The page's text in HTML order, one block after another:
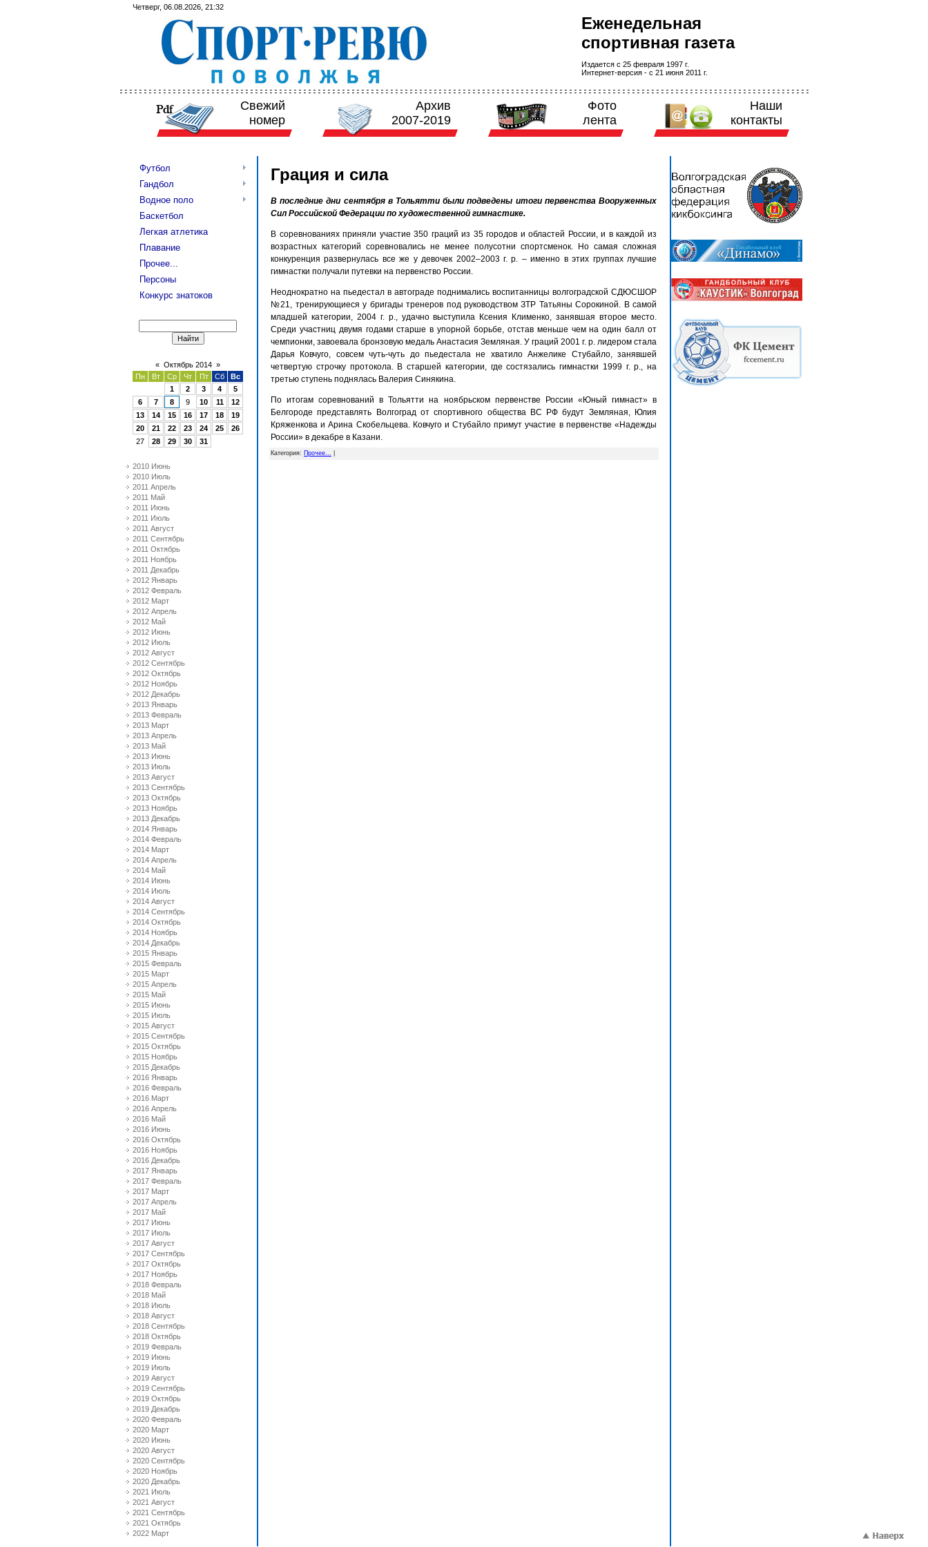
Четверг, 06.08.2026, 21:32
Еженедельная
спортивная газета
Издается с 25 февраля 1997 г.
Интернет-версия - с 21 июня 2011 г.
Свежий
номер
Архив
2007-2019
Фото
лента
Наши
контакты
Футбол
Гандбол
Водное поло
Баскетбол
Легкая атлетика
Плавание
Прочее...
Персоны
Конкурс знатоков
« Октябрь 2014 »
Пн
Вт Ср Чт Пт Сб
Вс
1
2 3 4
5
6
7 8 9 10 11
12
13
14 15 16 17 18
19
20
21 22 23 24 25
26
27
28 29 30 31
2010 Июнь
2010 Июль
2011 Апрель
2011 Май
2011 Июнь
2011 Июль
2011 Август
2011 Сентябрь
2011 Октябрь
2011 Ноябрь
2011 Декабрь
2012 Январь
2012 Февраль
2012 Март
2012 Апрель
2012 Май
2012 Июнь
2012 Июль
2012 Август
2012 Сентябрь
2012 Октябрь
2012 Ноябрь
2012 Декабрь
2013 Январь
2013 Февраль
2013 Март
2013 Апрель
2013 Май
2013 Июнь
2013 Июль
2013 Август
2013 Сентябрь
2013 Октябрь
2013 Ноябрь
2013 Декабрь
2014 Январь
2014 Февраль
2014 Март
2014 Апрель
2014 Май
2014 Июнь
2014 Июль
2014 Август
2014 Сентябрь
2014 Октябрь
2014 Ноябрь
2014 Декабрь
2015 Январь
2015 Февраль
2015 Март
2015 Апрель
2015 Май
2015 Июнь
2015 Июль
2015 Август
2015 Сентябрь
2015 Октябрь
2015 Ноябрь
2015 Декабрь
2016 Январь
2016 Февраль
2016 Март
2016 Апрель
2016 Май
2016 Июнь
2016 Октябрь
2016 Ноябрь
2016 Декабрь
2017 Январь
2017 Февраль
2017 Март
2017 Апрель
2017 Май
2017 Июнь
2017 Июль
2017 Август
2017 Сентябрь
2017 Октябрь
2017 Ноябрь
2018 Февраль
2018 Май
2018 Июль
2018 Август
2018 Сентябрь
2018 Октябрь
2019 Февраль
2019 Июнь
2019 Июль
2019 Август
2019 Сентябрь
2019 Октябрь
2019 Декабрь
2020 Февраль
2020 Март
2020 Июнь
2020 Август
2020 Сентябрь
2020 Ноябрь
2020 Декабрь
2021 Июль
2021 Август
2021 Сентябрь
2021 Октябрь
2022 Март
Грация и сила
В последние дни сентября в Тольятти были подведены итоги первенства Вооруженных
Сил Российской Федерации по художественной гимнастике.
В соревнованиях приняли участие 350 граций из 35 городов и областей России, и в каждой из
возрастных категорий соревновались не менее полусотни спортсменок. Но самая сложная
конкуренция развернулась все же у девочек 2002–2003 г. р. – именно в этих группах лучшие
гимнастки получали путевки на первенство России.
Неоднократно на пьедестал в автограде поднимались воспитанницы волгоградской СДЮСШОР
№21, тренирующиеся у бригады тренеров под руководством ЗТР Татьяны Сорокиной. В самой
младшей категории, 2004 г. р., удачно выступила Ксения Клименко, занявшая второе место.
Среди участниц двумя годами старше в упорной борьбе, отстав меньше чем на один балл от
чемпионки, завоевала бронзовую медаль Анастасия Земляная. У граций 2001 г. р. лидером стала
Дарья Ковчуго, совсем чуть-чуть до пьедестала не хватило Анжелике Стубайло, занявшей
четвертую строчку протокола. В старшей категории, где состязались гимнастки 1999 г. р., на
третью ступень поднялась Валерия Синякина.
По итогам соревнований в Тольятти на ноябрьском первенстве России «Юный гимнаст» в
Белгороде представлять Волгоград от спортивного общества ВС РФ будут Земляная, Юлия
Кряженкова и Арина Скобельцева. Ковчуго и Стубайло примут участие в первенстве «Надежды
России» в декабре в Казани.
Категория: Прочее...